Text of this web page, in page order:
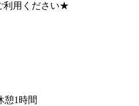
利用ください★
憩1時間